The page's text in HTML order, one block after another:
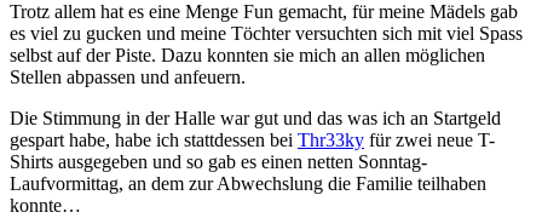
Trotz allem hat es eine Menge Fun gemacht, für meine Mädels gab
es viel zu gucken und meine Töchter versuchten sich mit viel Spass
selbst auf der Piste. Dazu konnten sie mich an allen möglichen
Stellen abpassen und anfeuern.
Die Stimmung in der Halle war gut und das was ich an Startgeld
gespart habe, habe ich stattdessen bei Thr33ky für zwei neue T-
Shirts ausgegeben und so gab es einen netten Sonntag-
Laufvormittag, an dem zur Abwechslung die Familie teilhaben
konnte…